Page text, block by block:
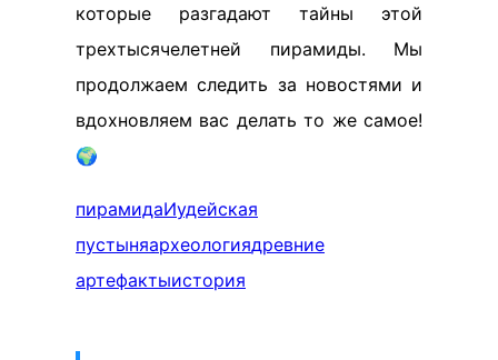
которые разгадают тайны этой
трехтысячелетней пирамиды. Мы
продолжаем следить за новостями и
вдохновляем вас делать то же самое!
🌍
пирамидаИудейская
пустыняархеологиядревние
артефактыистория